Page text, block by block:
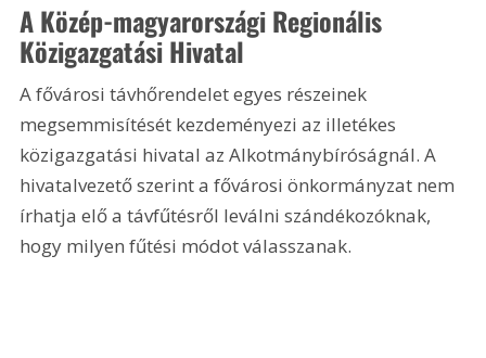
A Közép-magyarországi Regionális
Közigazgatási Hivatal
A fővárosi távhőrendelet egyes részeinek
megsemmisítését kezdeményezi az illetékes
közigazgatási hivatal az Alkotmánybíróságnál. A
hivatalvezető szerint a fővárosi önkormányzat nem
írhatja elő a távfűtésről leválni szándékozóknak,
hogy milyen fűtési módot válasszanak.